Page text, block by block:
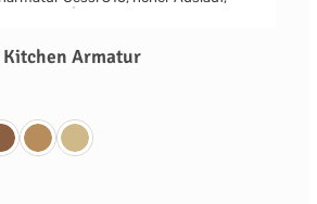
Kitchen Armatur
Gebürstet
MattSchwarz Gebürstet PVD
708 Kupfer Gebürstet PVD
726 Warm Bronze Gebürstet PVD
727 Messing Gebürstet PVD